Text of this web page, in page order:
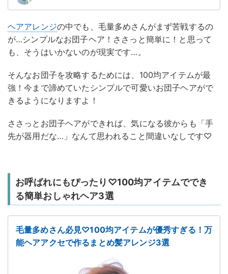
ヘアアレンジの中でも、毛量多めさんがまず苦戦するの
が…シンプルなお団子ヘア！ささっと簡単に！と思って
も、そうはいかないのが現実です…。
そんなお団子を攻略するためには、100均アイテムが最
強！今まで諦めていたシンプルで可愛いお団子ヘアがで
きるようになりますよ！
ささっとお団子ヘアができれば、気になる彼からも「手
先が器用だな…」なんて思われること間違いなしです♡
お呼ばれにもぴったり♡100均アイテムででき
る簡単おしゃれヘア3選
毛量多めさん必見♡100均アイテムが優秀すぎる！万
能ヘアアクセで作るまとめ髪アレンジ3選